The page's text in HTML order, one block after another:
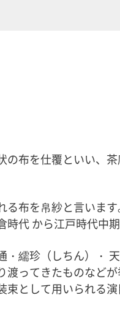
布を仕覆といい、
布を帛紗と言いま
代 から江戸時代中
繻珍（しちん）・
ってきたものなど
として用いられる演